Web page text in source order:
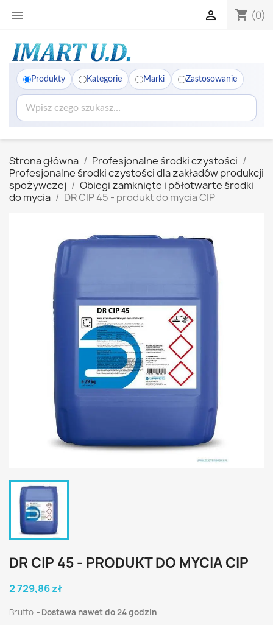
 shopping_cart (0)

Produkty Kategorie Marki Zastosowanie
Strona główna
Profesjonalne środki czystości
Profesjonalne środki czystości dla zakładów produkcji
spożywczej
Obiegi zamknięte i półotwarte środki
do mycia
DR CIP 45 - produkt do mycia CIP
DR CIP 45 - PRODUKT DO MYCIA CIP
2 729,86 zł
Brutto Dostawa nawet do 24 godzin